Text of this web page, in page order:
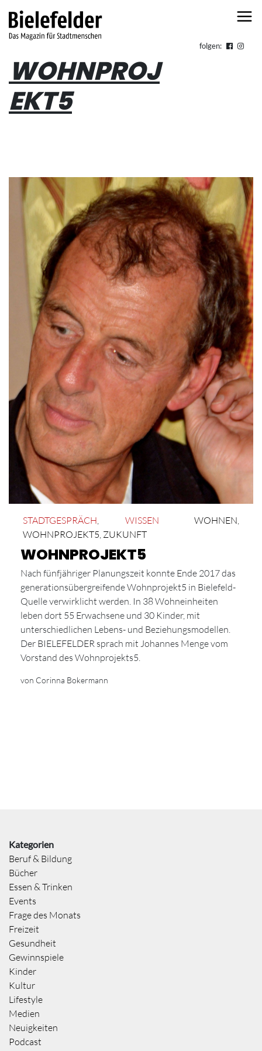
folgen:
WOHNPROJ
EKT5
STADTGESPRÄCH, WISSEN WOHNEN,
WOHNPROJEKT5, ZUKUNFT
WOHNPROJEKT5
Nach fünfjähriger Planungszeit konnte Ende 2017 das
generationsübergreifende Wohnprojekt5 in Bielefeld-
Quelle verwirklicht werden. In 38 Wohneinheiten
leben dort 55 Erwachsene und 30 Kinder, mit
unterschiedlichen Lebens- und Beziehungsmodellen.
Der BIELEFELDER sprach mit Johannes Menge vom
Vorstand des Wohnprojekts5.
von Corinna Bokermann
Kategorien
Beruf & Bildung
Bücher
Essen & Trinken
Events
Frage des Monats
Freizeit
Gesundheit
Gewinnspiele
Kinder
Kultur
Lifestyle
Medien
Neuigkeiten
Podcast